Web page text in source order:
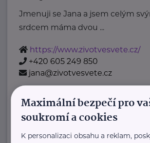
Jmenuji se Jana a jsem celým
srdcem máma dvou ...
https://www.zivotvesvete.cz/
+420 605 249 850
jana@zivotvesvete.cz
Kroužek PP, z.s.
Hronovská 363 Praha 9
Maximální bezpečí pro
soukromí a cookies
K personalizaci obsahu a reklam,